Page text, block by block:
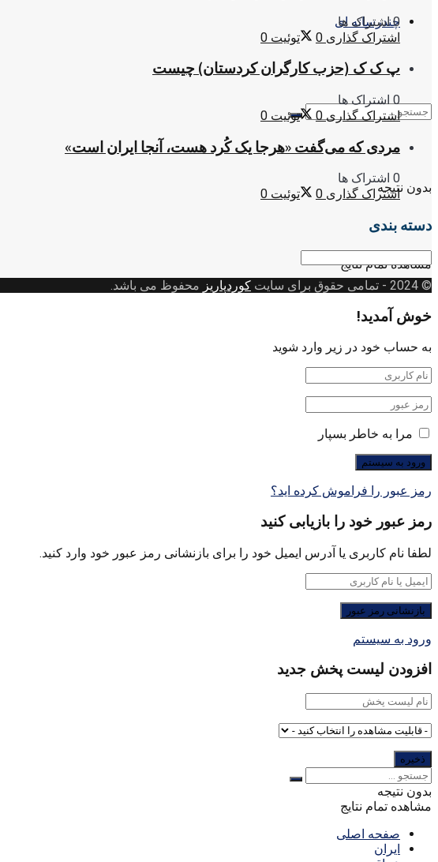
چندرسانه ای
بدون نتیجه
مشاهده تمام نتایج
0 اشتراک ها
اشتراک گذاری 0 توئیت 0
پ ک ک (حزب کارگران کردستان) چیست
0 اشتراک ها
اشتراک گذاری 0 توئیت 0
مردی که می‌گفت «هرجا یک کُرد هست، آنجا ایران است»
0 اشتراک ها
اشتراک گذاری 0 توئیت 0
دسته بندی
دسته
بندی
© 2024
- تمامی حقوق برای سایت کوردپاریز محفوظ می باشد.
خوش آمدید!
به حساب خود در زیر وارد شوید
مرا به خاطر بسپار
رمز عبور را فراموش کرده اید؟
رمز عبور خود را بازیابی کنید
لطفا نام کاربری یا آدرس ایمیل خود را برای بازنشانی رمز عبور خود وارد کنید.
ورود به سیستم
افزودن لیست پخش جدید
بدون نتیجه
مشاهده تمام نتایج
صفحه اصلی
ایران